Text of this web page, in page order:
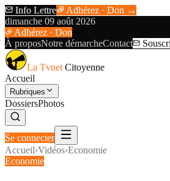
Info Lettre
Adhérez · Don →
dimanche 09 août 2026
Adhérez · Don
À proposNotre démarcheContact
La Tvnet Citoyenne
Accueil
Rubriques
DossiersPhotos
Se connecter
Accueil›Vidéos›Economie
Economie